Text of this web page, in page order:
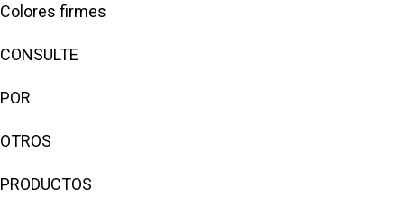
Colores firmes
CONSULTE
POR
OTROS
PRODUCTOS